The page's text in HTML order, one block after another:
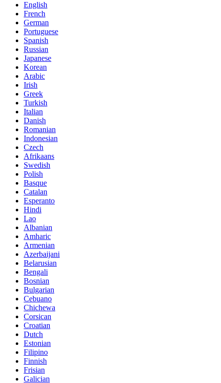
English
French
German
Portuguese
Spanish
Russian
Japanese
Korean
Arabic
Irish
Greek
Turkish
Italian
Danish
Romanian
Indonesian
Czech
Afrikaans
Swedish
Polish
Basque
Catalan
Esperanto
Hindi
Lao
Albanian
Amharic
Armenian
Azerbaijani
Belarusian
Bengali
Bosnian
Bulgarian
Cebuano
Chichewa
Corsican
Croatian
Dutch
Estonian
Filipino
Finnish
Frisian
Galician